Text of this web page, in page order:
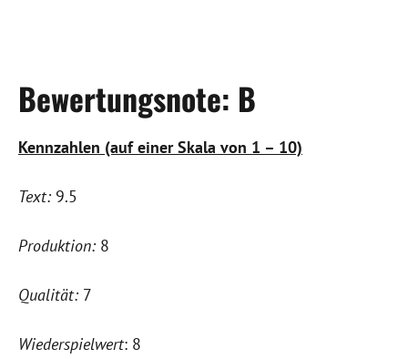
Bewertungsnote: B
Kennzahlen (auf einer Skala von 1 – 10)
Text: 9.5
Produktion: 8
Qualität: 7
Wiederspielwert: 8